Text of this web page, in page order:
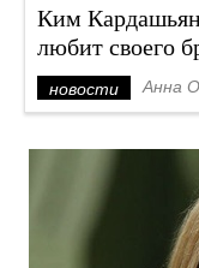
Ким
любит своего
новости Анна